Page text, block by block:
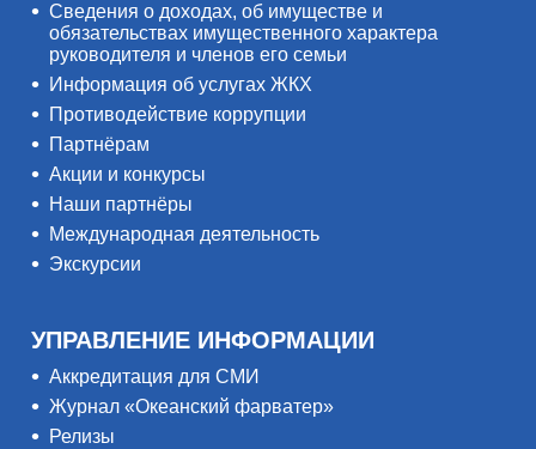
Сведения о доходах, об имуществе и
обязательствах имущественного характера
руководителя и членов его семьи
Информация об услугах ЖКХ
Противодействие коррупции
Партнёрам
Акции и конкурсы
Наши партнёры
Международная деятельность
Экскурсии
УПРАВЛЕНИЕ ИНФОРМАЦИИ
Аккредитация для СМИ
Журнал «Океанский фарватер»
Релизы